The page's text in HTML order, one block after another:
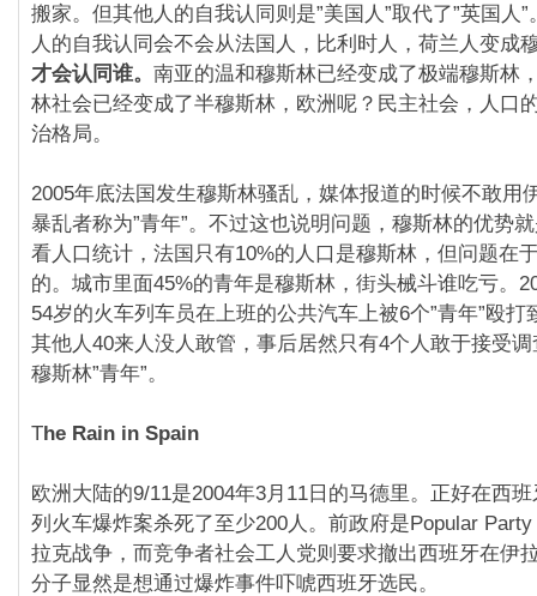
搬家。但其他人的自我认同则是”美国人”取代了”英国人
人的自我认同会不会从法国人，比利时人，荷兰人变成
才会认同谁。 南亚的温和穆斯林已经变成了极端穆斯林
林社会已经变成了半穆斯林，欧洲呢？民主社会，人口
治格局。
2005年底法国发生穆斯林骚乱，媒体报道的时候不敢用
暴乱者称为”青年”。不过这也说明问题，穆斯林的优势
看人口统计，法国只有10%的人口是穆斯林，但问题在
的。城市里面45%的青年是穆斯林，街头械斗谁吃亏。
54岁的火车列车员在上班的公共汽车上被6个”青年”殴打
其他人40来人没人敢管，事后居然只有4个人敢于接受
穆斯林”青年”。
The Rain in Spain
欧洲大陆的9/11是2004年3月11日的马德里。正好在西
列火车爆炸案杀死了至少200人。前政府是Popular
拉克战争，而竞争者社会工人党则要求撤出西班牙在伊
分子显然是想通过爆炸事件吓唬西班牙选民。